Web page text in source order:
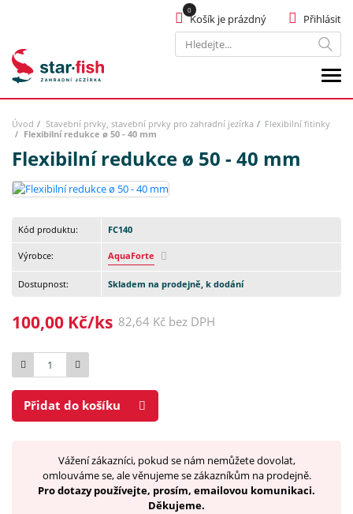
Hledat
Přihlásit
Košík je prázdný
Úvod Stavební prvky, stavební prvky pro zahradní jezírka
Flexibilní fitinky
Flexibilní redukce ø 50 - 40 mm
Flexibilní redukce ø 50 - 40 mm
Kód produktu: FC140
Výrobce: AquaForte
Dostupnost: Skladem na prodejně, k dodání
100,00 Kč/ks 82,64 Kč bez DPH
Počet
Přidat do košíku
Vážení zákazníci, pokud se nám nemůžete dovolat,
omlouváme se, ale věnujeme se zákazníkům na prodejně.
Pro dotazy používejte, prosím, emailovou komunikaci.
Děkujeme.